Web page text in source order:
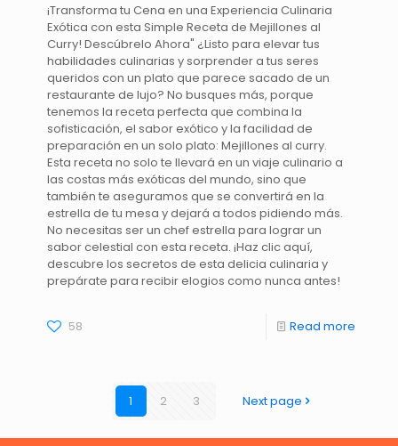
¡Transforma tu Cena en una Experiencia Culinaria
Exótica con esta Simple Receta de Mejillones al
Curry! Descúbrelo Ahora" ¿Listo para elevar tus
habilidades culinarias y sorprender a tus seres
queridos con un plato que parece sacado de un
restaurante de lujo? No busques más, porque
tenemos la receta perfecta que combina la
sofisticación, el sabor exótico y la facilidad de
preparación en un solo plato: Mejillones al curry.
Esta receta no solo te llevará en un viaje culinario a
las costas más exóticas del mundo, sino que
también te aseguramos que se convertirá en la
estrella de tu mesa y dejará a todos pidiendo más.
No necesitas ser un chef estrella para lograr un
sabor celestial con esta receta. ¡Haz clic aquí,
descubre los secretos de esta delicia culinaria y
prepárate para recibir elogios como nunca antes!
58 Read more
1 2 3 Next page